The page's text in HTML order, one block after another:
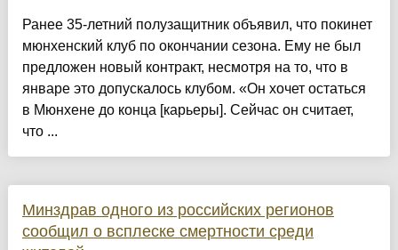
Ранее 35-летний полузащитник объявил, что покинет
мюнхенский клуб по окончании сезона. Ему не был
предложен новый контракт, несмотря на то, что в
январе это допускалось клубом. «Он хочет остаться
в Мюнхене до конца [карьеры]. Сейчас он считает,
что ...
Минздрав одного из российских регионов
сообщил о всплеске смертности среди